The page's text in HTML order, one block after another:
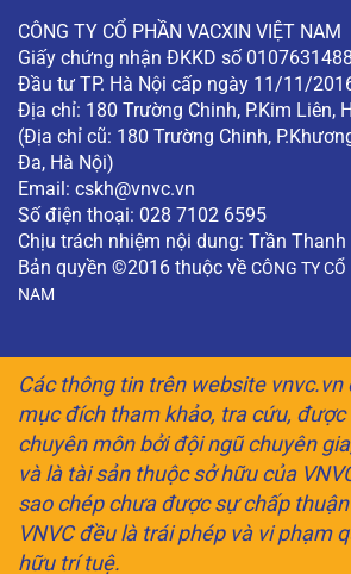
CÔNG TY CỔ PHẦN VACXIN VIỆT NAM
Giấy chứng nhận ĐKKD số
Đầu tư TP. Hà Nội cấp ngày 11/11/
Địa chỉ: 180 Trường Chinh, P.Kim Liên,
(Địa chỉ cũ: 180 Trường Chinh,
Đa, Hà Nội)
Email: cskh@vnvc.vn
Số điện thoại: 028 7102 6595
Chịu trách nhiệm nội dung: Trần Thanh
Bản quyền ©2016 thuộc về CÔNG TY
NAM
Các thông tin trên website vnvc.vn
mục đích tham khảo, tra cứu,
chuyên môn bởi đội ngũ chuyên
và là tài sản thuộc sở hữu của
sao chép chưa được sự chấp
VNVC đều là trái phép và vi phạm
hữu trí tuệ.